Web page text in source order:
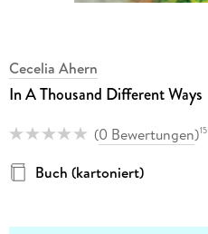
Cecelia Ahern
In A Thousand Different Ways
(0 Bewertungen)15
Buch (kartoniert)